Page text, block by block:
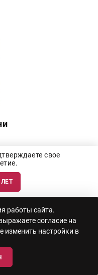
свое
работы сайта.
согласие на
изменить настройки в